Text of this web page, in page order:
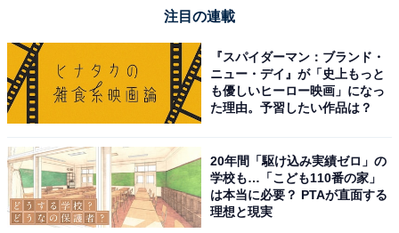
注目の連載
『スパイダーマン：ブランド・
ニュー・デイ』が「史上もっと
も優しいヒーロー映画」になっ
た理由。予習したい作品は？
20年間「駆け込み実績ゼロ」の
学校も…「こども110番の家」
は本当に必要？ PTAが直面する
理想と現実